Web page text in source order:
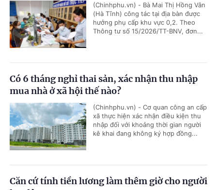
(Chinhphu.vn) - Bà Mai Thị Hồng Vân
(Hà Tĩnh) công tác tại địa bàn được
hưởng phụ cấp khu vực 0,2. Theo
Thông tư số 15/2026/TT-BNV, đơn...
Có 6 tháng nghỉ thai sản, xác nhận thu nhập
mua nhà ở xã hội thế nào?
(Chinhphu.vn) - Cơ quan công an cấp
xã thực hiện xác nhận điều kiện thu
nhập đối với khoảng thời gian người
kê khai đang không ký hợp đồng...
Căn cứ tính tiền lương làm thêm giờ cho người